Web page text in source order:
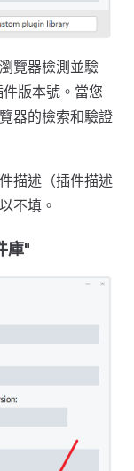
覽器檢測並驗
版本號。當您
器的檢索和驗證
描述（插件描述
不填。
庫"